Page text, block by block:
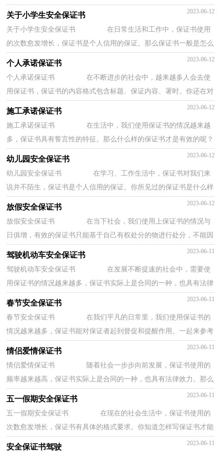
会觉得保证书很难写吧，以下是小编整理的幼...
关于小学生安全保证书 2023-06-12
关于小学生安全保证书 在日常生活和工作中，保证书使用
的次数愈发增长，保证书是个人信用的保证。那么保证书一般是怎么
写的呢？下面是小编整理的关于小学生安全保...
个人承诺保证书 2023-06-12
个人承诺保证书 在不断进步的社会中，越来越多人会去使
用保证书，保证书的内容格式包含标题、保证内容、署时。你还在对
写保证书感到一筹莫展吗？以下是小编为大家...
施工承诺保证书 2023-06-12
施工承诺保证书 在生活中，我们使用保证书的情况越来越
多，保证书具有誓言性的特征。那么什么样的保证书才是有效的呢？
下面是小编整理的施工承诺保证书，欢迎阅读，希...
幼儿园安全保证书 2023-06-12
幼儿园安全保证书 在学习、工作生活中，保证书对我们来
说并不陌生，保证书是个人信用的保证。你所见过的保证书是什么样
的呢？以下是小编收集整理的幼儿园安全保证...
放假安全保证书 2023-06-12
放假安全保证书 在当下社会，我们使用上保证书的情况与
日俱增，有效的保证书只能基于自己有权处分的物进行处分，不能因
此侵犯他人的合法利益。那么什么样的保证书...
驾驶机动车安全保证书 2023-06-11
驾驶机动车安全保证书 在发展不断提速的社会中，需要使
用保证书的情况越来越多，保证书实际上是合同的一种，也具有法律
效力。那么，保证书到底怎么写才合适呢？下面是...
春节安全保证书 2023-06-11
春节安全保证书 在我们平凡的日常里，我们使用保证书的
情况越来越多，保证书能对保证者起到督促和提醒作用。一起来参考
保证书是怎么写的吧，以下是小编帮大家整理...
情侣爱情保证书 2023-06-11
情侣爱情保证书 随着社会一步步向前发展，保证书使用的
频率越来越高，保证书实际上是合同的一种，也具有法律效力。那么
你真正懂得怎么写好保证书吗？以下是小编精心...
五一假期安全保证书 2023-06-11
五一假期安全保证书 在现在的社会生活中，保证书使用的
次数愈发增长，保证书有具体的格式要求。你知道怎样写保证书才能
写的好吗？以下是小编为大家整理的五一假期...
安全保证书驾驶 2023-06-11